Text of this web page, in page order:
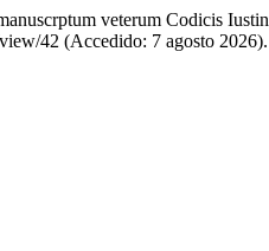
veterum Codicis
42 (Accedido: 7 agosto 2026).